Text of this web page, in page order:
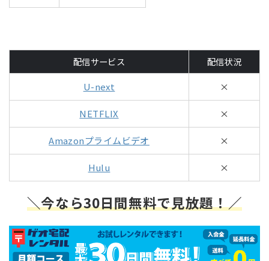
配信サービス
配信状況
U-next
×
NETFLIX ×
Amazonプライムビデオ ×
Hulu ×
＼今なら30日間無料で見放題！／